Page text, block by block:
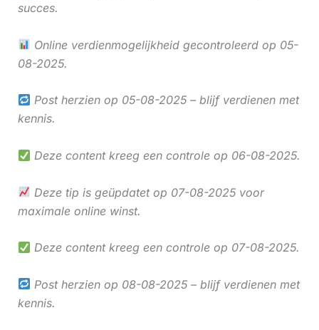
succes.
Online verdienmogelijkheid gecontroleerd op 05-
08-2025.
Post herzien op 05-08-2025 – blijf verdienen met
kennis.
Deze content kreeg een controle op 06-08-2025.
Deze tip is geüpdatet op 07-08-2025 voor
maximale online winst.
Deze content kreeg een controle op 07-08-2025.
Post herzien op 08-08-2025 – blijf verdienen met
kennis.